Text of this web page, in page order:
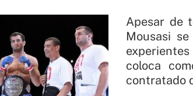
Apesar de
Mousasi
coloca
contratado